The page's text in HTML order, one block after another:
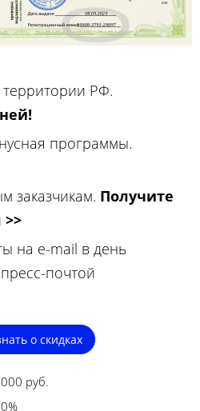
РФ.
программы.
заказчикам. Получите
на e-mail в день
почтой
о скидках
руб.